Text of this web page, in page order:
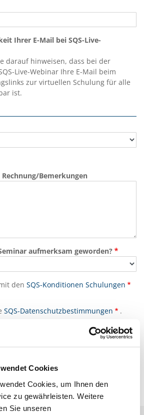
Cookies
Cookies, um Ihnen den
zu gewährleisten. Weitere
Sie unseren
Ihrer E-Mail bei SQS-Live-
darauf hinweisen, dass bei der
Live-Webinar Ihre E-Mail beim
zur virtuellen Schulung für alle
ist.
Bemerkungen
aufmerksam geworden?
den SQS-Konditionen Schulungen
SQS-Datenschutzbestimmungen .